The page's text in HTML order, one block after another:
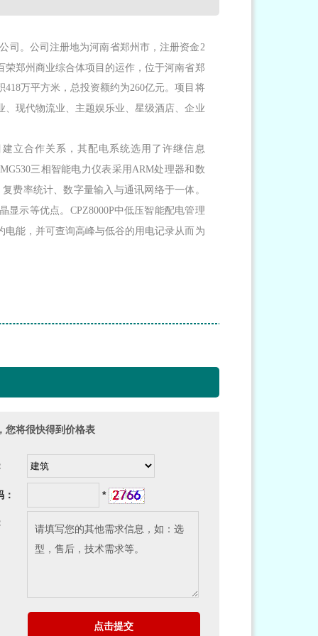
司。公司注册地为河南省郑州市，注册资金2
郑州商业综合体项目的运作，位于河南省郑
418万平方米，总投资额约为260亿元。项目将
现代物流业、主题娱乐业、星级酒店、企业
立合作关系，其配电系统选用了许继信息
三相智能电力仪表采用ARM处理器和数
费率统计、数字量输入与通讯网络于一体。
显示等优点。 CPZ8000P中低压智能配电管理
能，并可查询高峰与低谷的用电记录从而为
您将很快得到价格表
：
： *
：
点击提交